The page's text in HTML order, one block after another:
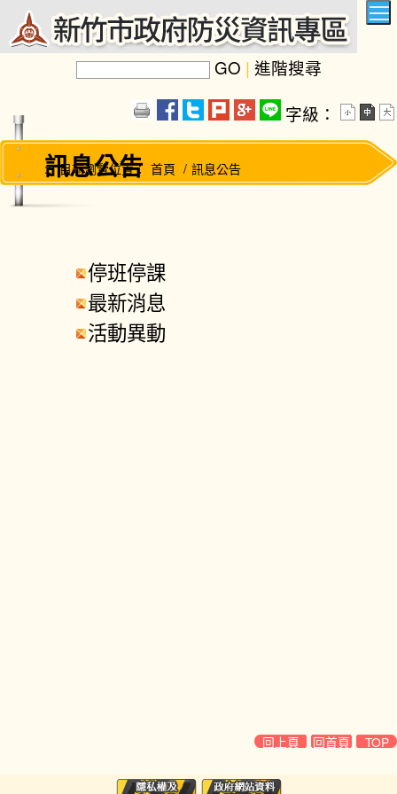
主
要
GO | 進階搜尋
字級：
::: 目前瀏覽位置： 首頁 / 訊息公告
訊息公告
停班停課
最新消息
活動異動
回上頁 回首頁 TOP